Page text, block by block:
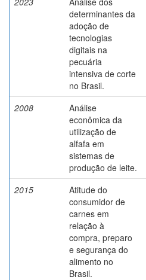
determinantes da
adoção de
tecnologias
digitais na
pecuária
intensiva de corte
no Brasil.
2008
Análise
econômica da
utilização de
alfafa em
sistemas de
produção de leite.
2015
Atitude do
consumidor de
carnes em
relação à
compra, preparo
e segurança do
alimento no
Brasil.